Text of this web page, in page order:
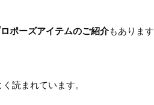
ポーズアイテムのご紹介もあります
読まれています。